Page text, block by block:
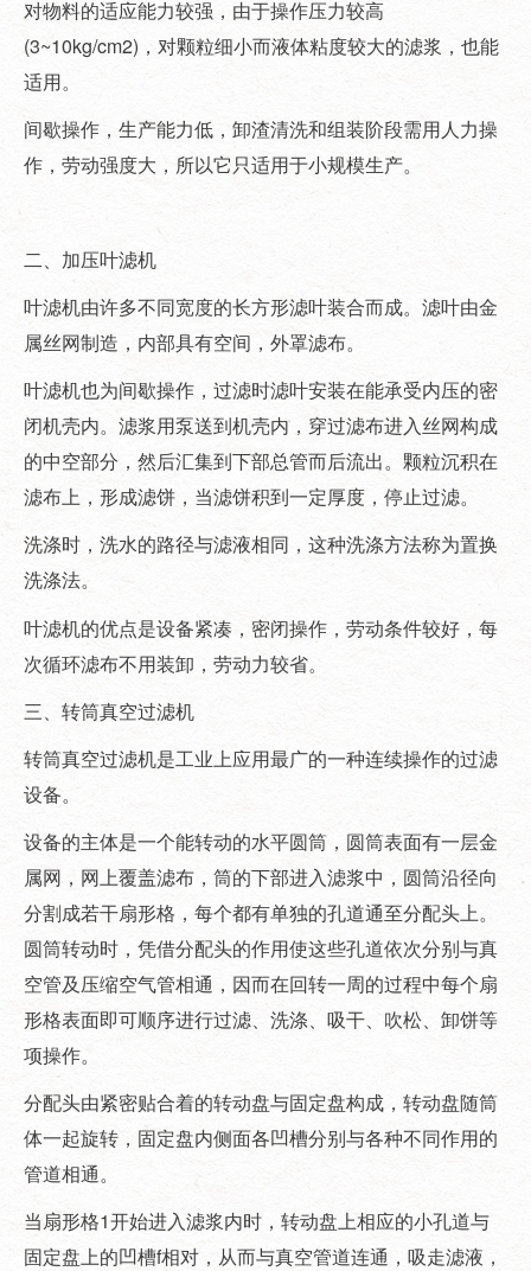
对物料的适应能力较强，由于操作压力较高
(3~10kg/cm2)，对颗粒细小而液体粘度较大的滤浆，也能
适用。
间歇操作，生产能力低，卸渣清洗和组装阶段需用人力操
作，劳动强度大，所以它只适用于小规模生产。
二、加压叶滤机
叶滤机由许多不同宽度的长方形滤叶装合而成。滤叶由金
属丝网制造，内部具有空间，外罩滤布。
叶滤机也为间歇操作，过滤时滤叶安装在能承受内压的密
闭机壳内。滤浆用泵送到机壳内，穿过滤布进入丝网构成
的中空部分，然后汇集到下部总管而后流出。颗粒沉积在
滤布上，形成滤饼，当滤饼积到一定厚度，停止过滤。
洗涤时，洗水的路径与滤液相同，这种洗涤方法称为置换
洗涤法。
叶滤机的优点是设备紧凑，密闭操作，劳动条件较好，每
次循环滤布不用装卸，劳动力较省。
三、转筒真空过滤机
转筒真空过滤机是工业上应用最广的一种连续操作的过滤
设备。
设备的主体是一个能转动的水平圆筒，圆筒表面有一层金
属网，网上覆盖滤布，筒的下部进入滤浆中，圆筒沿径向
分割成若干扇形格，每个都有单独的孔道通至分配头上。
圆筒转动时，凭借分配头的作用使这些孔道依次分别与真
空管及压缩空气管相通，因而在回转一周的过程中每个扇
形格表面即可顺序进行过滤、洗涤、吸干、吹松、卸饼等
项操作。
分配头由紧密贴合着的转动盘与固定盘构成，转动盘随筒
体一起旋转，固定盘内侧面各凹槽分别与各种不同作用的
管道相通。
当扇形格1开始进入滤浆内时，转动盘上相应的小孔道与
固定盘上的凹槽f相对，从而与真空管道连通，吸走滤液，